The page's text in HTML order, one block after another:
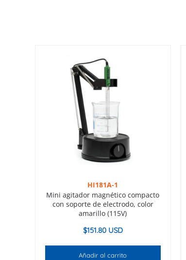
HI181A-1
Mini agitador magnético compacto
con soporte de electrodo, color
amarillo (115V)
$151.80 USD
Añadir al carrito